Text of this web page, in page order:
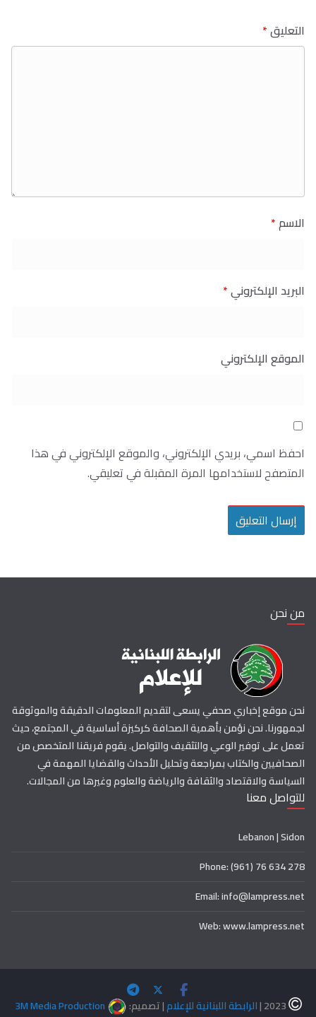
التعليق*
الاسم*
البريد الإلكتروني*
الموقع الإلكتروني
احفظ اسمي، بريدي الإلكتروني، والموقع الإلكتروني في هذا
المتصفح لاستخدامها المرة المقبلة في تعليقي.
من نحن
نحن موقع إخباري صحفي يسعى لتقديم المعلومات الدقيقة والموثوقة
لجمهورنا. نحن نؤمن بأهمية الصحافة كركيزة أساسية في المجتمع، حيث
تعمل على توفير الوعي والتثقيف والتواصل. يقوم فريقنا المتخصص من
الصحافيين والكتاب بمراجعة وتحليل الأحداث والقضايا المهمة في
السياسة والاقتصاد والثقافة والرياضة والعلوم وغيرها من المجالات.
للتواصل معنا
Lebanon | Sidon
Phone: (961) 76 634 278
Email: info@lampress.net
Web: www.lampress.net
الرابطة اللبنانية للإعلام| تصميم: 3M Media Production